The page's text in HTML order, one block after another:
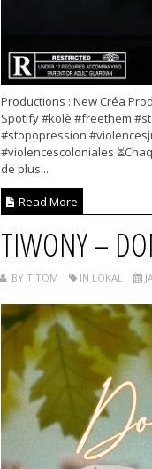
Productions : New Créa
Spotify #kolè #freethem
#stopopression
#violencescoloniales
de plus...
Read More
TIWONY –
BY TITOM IN LOKAL